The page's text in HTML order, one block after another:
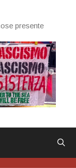
presente